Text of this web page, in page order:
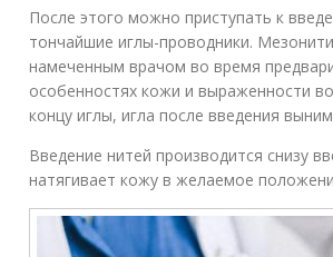
После этого можно приступать к
тончайшие иглы-проводники.
намеченным врачом во время
особенностях кожи и выраженности
концу иглы, игла после введения
Введение нитей производится снизу
натягивает кожу в желаемое